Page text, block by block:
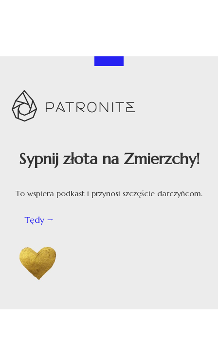
Sypnij złota na Zmierzchy!
To wspiera podkast i przynosi szczęście darczyńcom.
Tędy